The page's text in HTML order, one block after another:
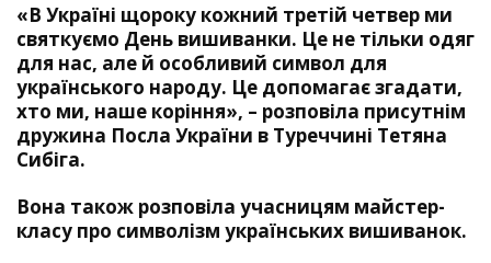
«В Україні щороку кожний третій четвер ми
святкуємо День вишиванки. Це не тільки одяг
для нас, але й особливий символ для
українського народу. Це допомагає згадати,
хто ми, наше коріння», – розповіла присутнім
дружина Посла України в Туреччині Тетяна
Сибіга.
Вона також розповіла учасницям майстер-
класу про символізм українських вишиванок.